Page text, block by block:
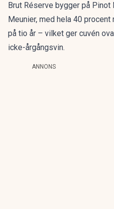
Brut Réserve bygger på Pinot
Meunier, med hela 40
på tio år – vilket ger cuvén
icke-årgångsvin.
ANNONS